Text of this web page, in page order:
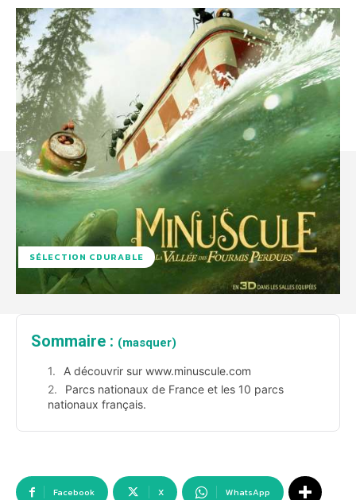
SÉLECTION CDURABLE
Sommaire : (masquer)
A découvrir sur www.minuscule.com
Parcs nationaux de France et les 10 parcs
nationaux français.
Facebook X WhatsApp